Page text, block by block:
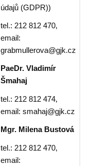
údajů (GDPR))
tel.: 212 812 470,
email:
grabmullerova@gjk.cz
PaeDr. Vladimír
Šmahaj
tel.: 212 812 474,
email: smahaj@gjk.cz
Mgr. Milena Bustová
tel.: 212 812 470,
email: